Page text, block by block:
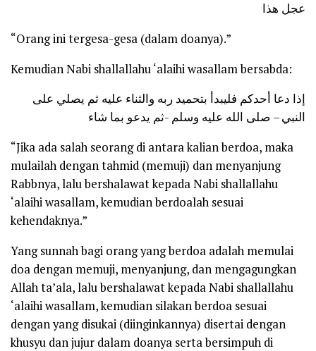
عجل هذا
“Orang ini tergesa-gesa (dalam doanya).”
Kemudian Nabi shallallahu ‘alaihi wasallam bersabda:
إذا دعا أحدكم فليبدأ بتحميد ربه والثناء عليه ثم يصلي على
النبي – صلى الله عليه وسلم -ثم يدعو بما شاء
“Jika ada salah seorang di antara kalian berdoa, maka
mulailah dengan tahmid (memuji) dan menyanjung
Rabbnya, lalu bershalawat kepada Nabi shallallahu
‘alaihi wasallam, kemudian berdoalah sesuai
kehendaknya.”
Yang sunnah bagi orang yang berdoa adalah memulai
doa dengan memuji, menyanjung, dan mengagungkan
Allah ta’ala, lalu bershalawat kepada Nabi shallallahu
‘alaihi wasallam, kemudian silakan berdoa sesuai
dengan yang disukai (diinginkannya) disertai dengan
khusyu dan jujur dalam doanya serta bersimpuh di